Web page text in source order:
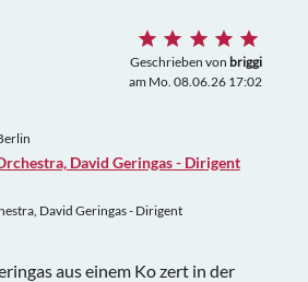
Geschrieben von briggi
am Mo. 08.06.26 17:02
David Geringas - Dirigent
David Geringas - Dirigent
aus einem Ko zert in der